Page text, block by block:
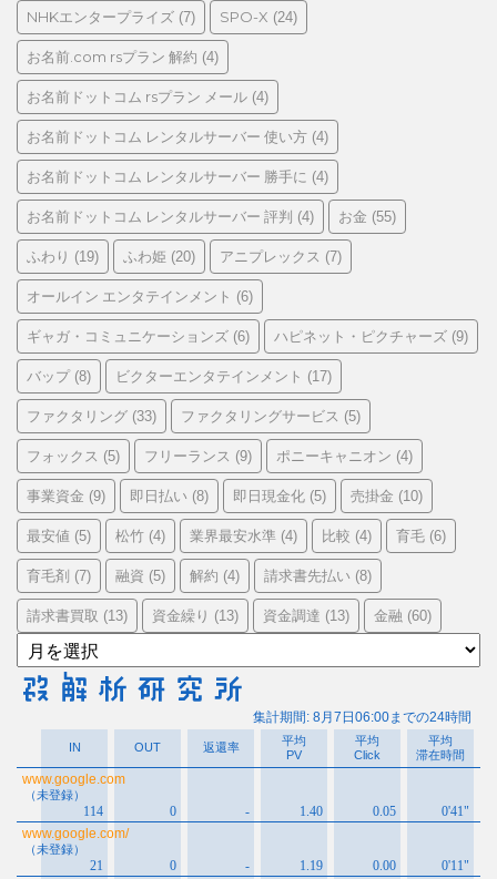
NHKエンタープライズ (7) SPO-X (24)
お名前.com rsプラン 解約 (4)
お名前ドットコム rsプラン メール (4)
お名前ドットコム レンタルサーバー 使い方 (4)
お名前ドットコム レンタルサーバー 勝手に (4)
お名前ドットコム レンタルサーバー 評判 (4) お金 (55)
ふわり (19) ふわ姫 (20) アニプレックス (7)
オールイン エンタテインメント (6)
ギャガ・コミュニケーションズ (6) ハピネット・ピクチャーズ (9)
バップ(8) ビクターエンタテインメント (17)
ファクタリング (33) ファクタリングサービス (5)
フォックス (5) フリーランス (9) ポニーキャニオン (4)
事業資金 (9) 即日払い (8) 即日現金化 (5) 売掛金 (10)
最安値 (5) 松竹 (4) 業界最安水準 (4) 比較 (4) 育毛 (6)
育毛剤 (7) 融資 (5) 解約 (4) 請求書先払い (8)
請求書買取 (13) 資金繰り (13) 資金調達 (13) 金融 (60)
ア
ー
カ